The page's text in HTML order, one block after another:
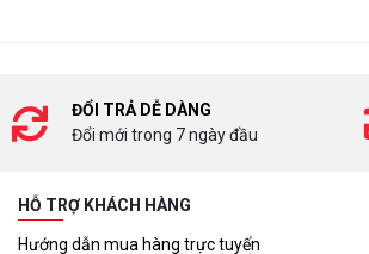
ĐỔI TRẢ DỄ DÀNG
Đổi mới trong 7 ngày đầu
HỖ TRỢ KHÁCH HÀNG
Hướng dẫn mua hàng trực tuyến